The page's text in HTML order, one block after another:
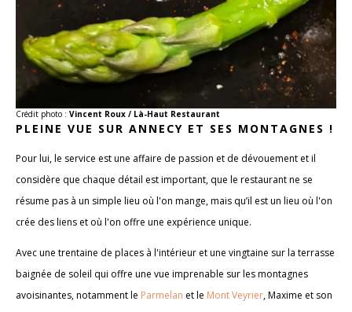
Crédit photo : Vincent Roux / Là-Haut Restaurant
PLEINE VUE SUR ANNECY ET SES MONTAGNES !
Pour lui, le service est une affaire de passion et de dévouement et il
considère que chaque détail est important, que le restaurant ne se
résume pas à un simple lieu où l'on mange, mais qu’il est un lieu où l'on
crée des liens et où l'on offre une expérience unique.
Avec une trentaine de places à l'intérieur et une vingtaine sur la terrasse
baignée de soleil qui offre une vue imprenable sur les montagnes
avoisinantes, notamment le Parmelan et le Mont Veyrier, Maxime et son